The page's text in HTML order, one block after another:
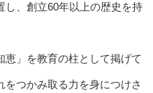
し、創立60年以上の歴史を持
」を教育の柱として掲げて
つかみ取る力を身につけさ